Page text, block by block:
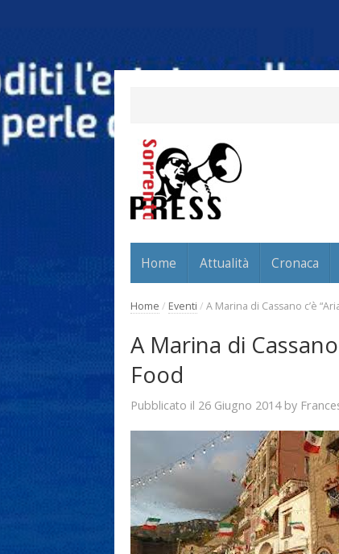
Home Attualità Cronaca
Home / Eventi / A Marina di Cassano c’è
A Marina di
Food
Pubblicato il 26 Giugno 2014by